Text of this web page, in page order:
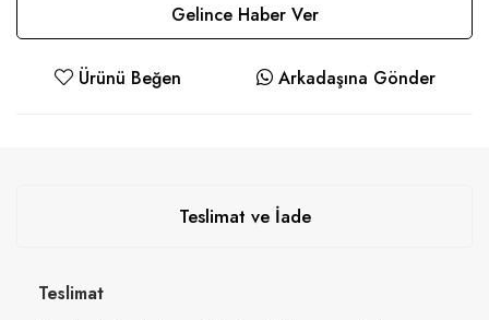
Gelince Haber Ver
Ürünü Beğen Arkadaşına Gönder
Teslimat ve İade
Teslimat